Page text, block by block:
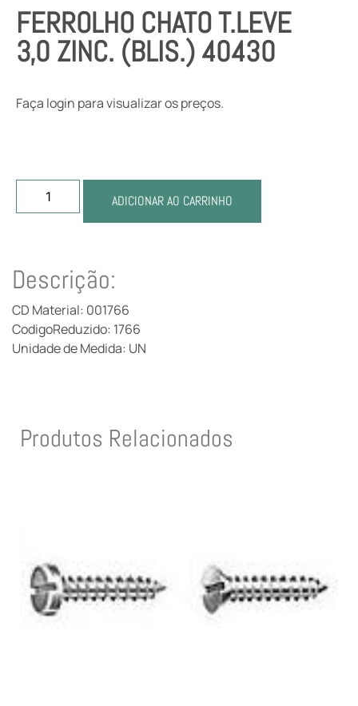
FERROLHO CHATO T.LEVE
3,0 ZINC. (BLIS.) 40430
Faça login para visualizar os preços.
ADICIONAR AO CARRINHO
Descrição:
CD Material: 001766
CodigoReduzido: 1766
Unidade de Medida: UN
Produtos Relacionados